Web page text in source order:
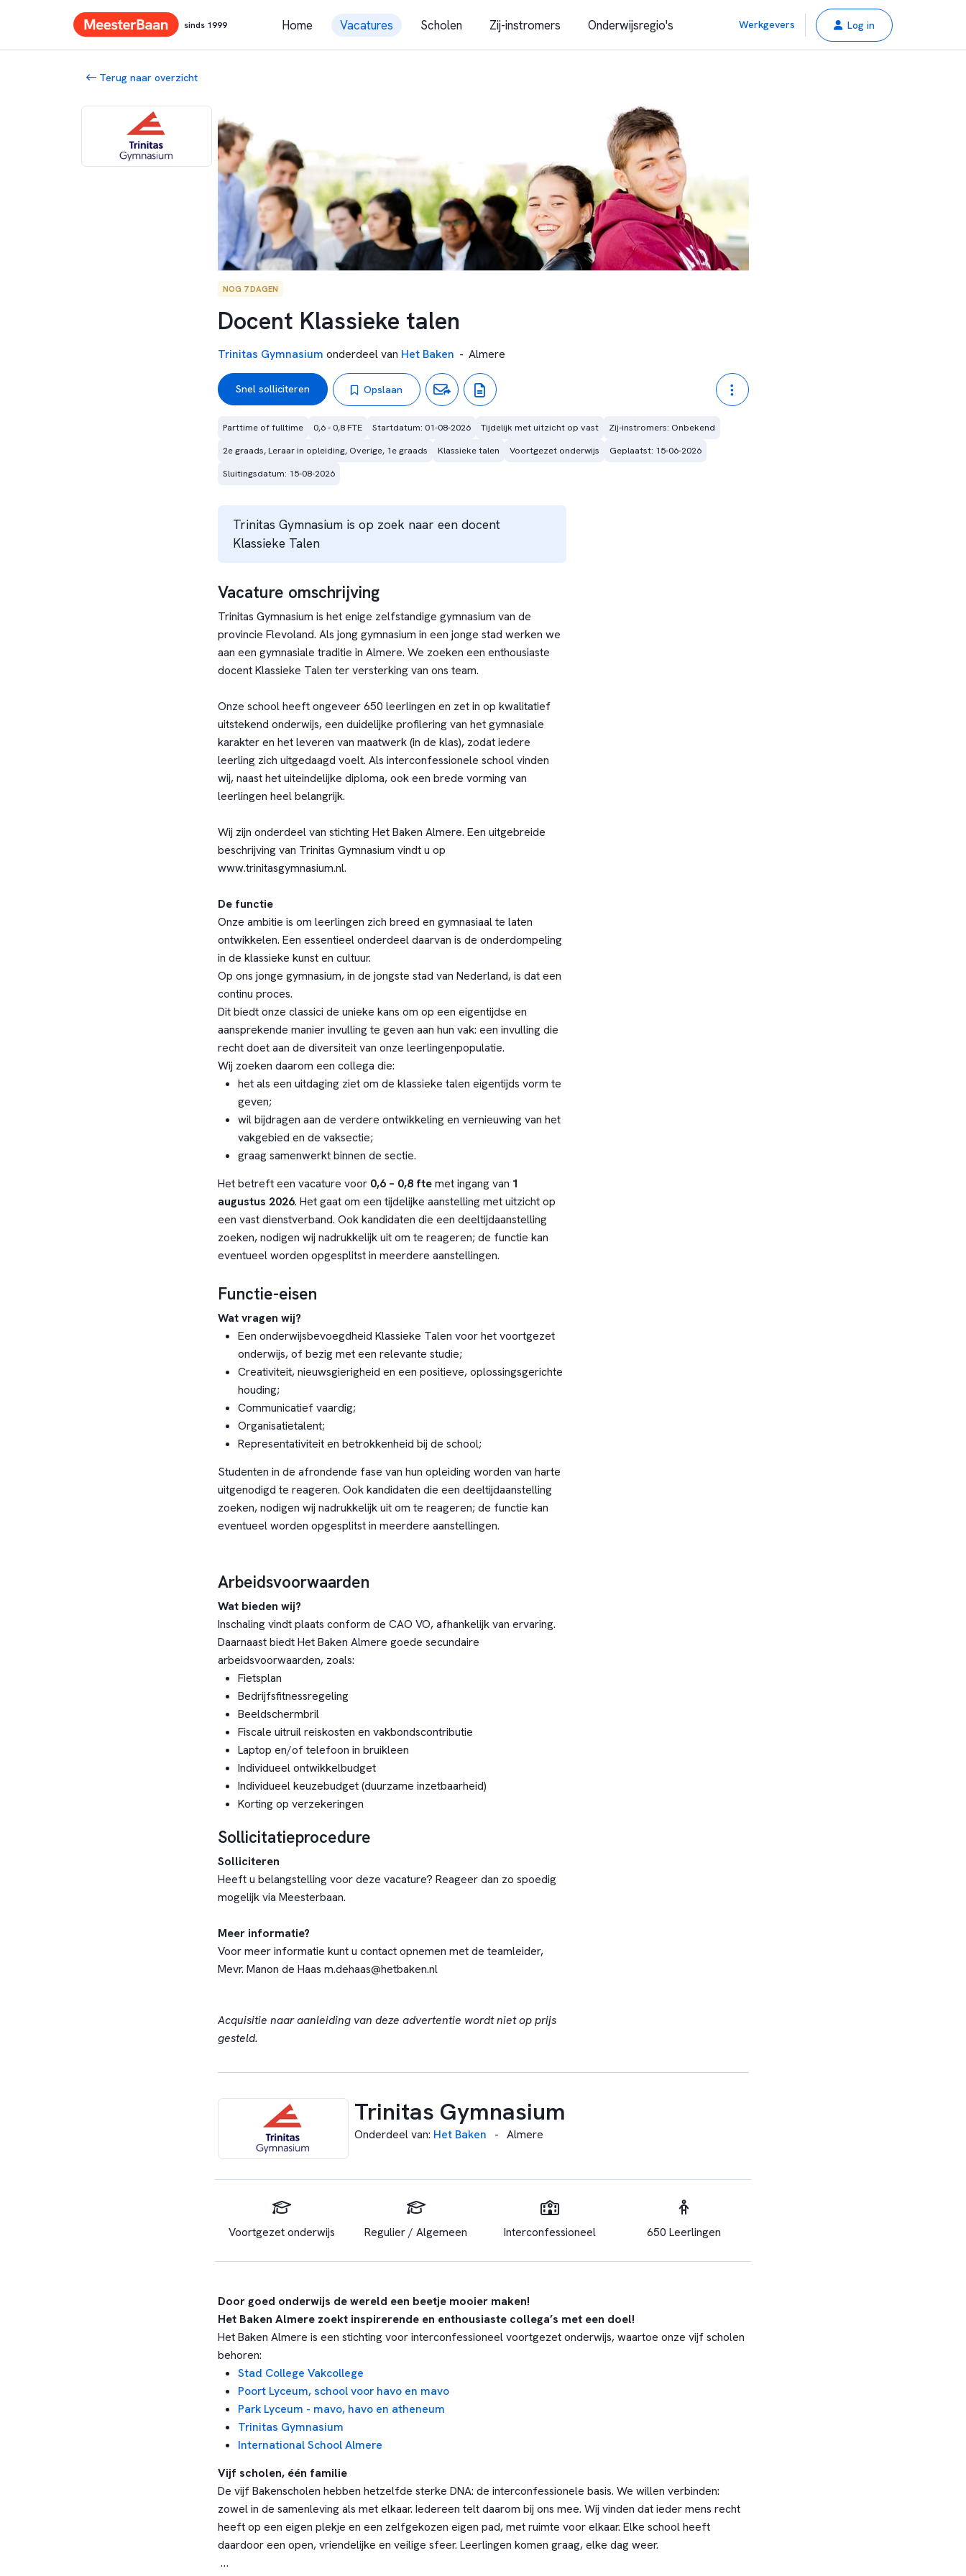
sinds 1999 Home Vacatures Scholen Zij-instromers Onderwijsregio's Werkgevers Log in
Terug naar overzicht
NOG 7 DAGEN
Docent Klassieke talen
Trinitas Gymnasium onderdeel van Het Baken - Almere
Snel solliciteren Opslaan
Parttime of fulltime 0,6 - 0,8 FTE Startdatum: 01-08-2026 Tijdelijk met uitzicht op vast
Zij-instromers: Onbekend
2e graads, Leraar in opleiding, Overige, 1e graads
Klassieke talen Voortgezet onderwijs
Geplaatst: 15-06-2026
Sluitingsdatum: 15-08-2026
Trinitas Gymnasium is op zoek naar een docent
Klassieke Talen
Vacature omschrijving
Trinitas Gymnasium is het enige zelfstandige gymnasium van de
provincie Flevoland. Als jong gymnasium in een jonge stad werken we
aan een gymnasiale traditie in Almere. We zoeken een enthousiaste
docent Klassieke Talen ter versterking van ons team.
Onze school heeft ongeveer 650 leerlingen en zet in op kwalitatief
uitstekend onderwijs, een duidelijke profilering van het gymnasiale
karakter en het leveren van maatwerk (in de klas), zodat iedere
leerling zich uitgedaagd voelt. Als interconfessionele school vinden
wij, naast het uiteindelijke diploma, ook een brede vorming van
leerlingen heel belangrijk.
Wij zijn onderdeel van stichting Het Baken Almere. Een uitgebreide
beschrijving van Trinitas Gymnasium vindt u op
www.trinitasgymnasium.nl.
De functie
Onze ambitie is om leerlingen zich breed en gymnasiaal te laten
ontwikkelen. Een essentieel onderdeel daarvan is de onderdompeling
in de klassieke kunst en cultuur.
Op ons jonge gymnasium, in de jongste stad van Nederland, is dat een
continu proces.
Dit biedt onze classici de unieke kans om op een eigentijdse en
aansprekende manier invulling te geven aan hun vak: een invulling die
recht doet aan de diversiteit van onze leerlingenpopulatie.
Wij zoeken daarom een collega die:
het als een uitdaging ziet om de klassieke talen eigentijds vorm te
geven;
wil bijdragen aan de verdere ontwikkeling en vernieuwing van het
vakgebied en de vaksectie;
graag samenwerkt binnen de sectie.
Het betreft een vacature voor 0,6 – 0,8 ftemet ingang van 1
augustus 2026. Het gaat om een tijdelijke aanstelling met uitzicht op
een vast dienstverband. Ook kandidaten die een deeltijdaanstelling
zoeken, nodigen wij nadrukkelijk uit om te reageren; de functie kan
eventueel worden opgesplitst in meerdere aanstellingen.
Functie-eisen
Wat vragen wij?
Een onderwijsbevoegdheid Klassieke Talen voor het voortgezet
onderwijs, of bezig met een relevante studie;
Creativiteit, nieuwsgierigheid en een positieve, oplossingsgerichte
houding;
Communicatief vaardig;
Organisatietalent;
Representativiteit en betrokkenheid bij de school;
Studenten in de afrondende fase van hun opleiding worden van harte
uitgenodigd te reageren. Ook kandidaten die een deeltijdaanstelling
zoeken, nodigen wij nadrukkelijk uit om te reageren; de functie kan
eventueel worden opgesplitst in meerdere aanstellingen.
Arbeidsvoorwaarden
Wat bieden wij?
Inschaling vindt plaats conform de CAO VO, afhankelijk van ervaring.
Daarnaast biedt Het Baken Almere goede secundaire
arbeidsvoorwaarden, zoals:
Fietsplan
Bedrijfsfitnessregeling
Beeldschermbril
Fiscale uitruil reiskosten en vakbondscontributie
Laptop en/of telefoon in bruikleen
Individueel ontwikkelbudget
Individueel keuzebudget (duurzame inzetbaarheid)
Korting op verzekeringen
Sollicitatieprocedure
Solliciteren
Heeft u belangstelling voor deze vacature? Reageer dan zo spoedig
mogelijk via Meesterbaan.
Meer informatie?
Voor meer informatie kunt u contact opnemen met de teamleider,
Mevr. Manon de Haas m.dehaas@hetbaken.nl
Acquisitie naar aanleiding van deze advertentie wordt niet op prijs
gesteld.
Trinitas Gymnasium
Onderdeel van: Het Baken - Almere
Voortgezet onderwijs Regulier / Algemeen Interconfessioneel 650 Leerlingen
Door goed onderwijs de wereld een beetje mooier maken!
Het Baken Almere zoekt inspirerende en enthousiaste collega’s met een doel!
Het Baken Almere is een stichting voor interconfessioneel voortgezet onderwijs, waartoe onze vijf scholen
behoren:
Stad College Vakcollege
Poort Lyceum, school voor havo en mavo
Park Lyceum - mavo, havo en atheneum
Trinitas Gymnasium
International School Almere
Vijf scholen, één familie
De vijf Bakenscholen hebben hetzelfde sterke DNA: de interconfessionele basis. We willen verbinden:
zowel in de samenleving als met elkaar. Iedereen telt daarom bij ons mee. Wij vinden dat ieder mens recht
heeft op een eigen plekje en een zelfgekozen eigen pad, met ruimte voor elkaar. Elke school heeft
daardoor een open, vriendelijke en veilige sfeer. Leerlingen komen graag, elke dag weer.